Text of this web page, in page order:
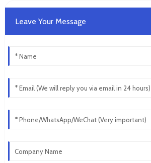
Leave Your Message